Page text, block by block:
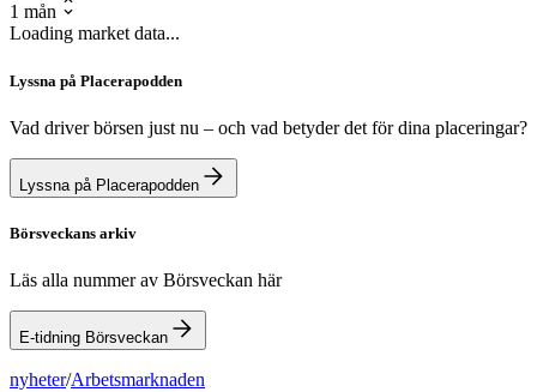
1 mån
Loading market data...
Lyssna på Placerapodden
Vad driver börsen just nu – och vad betyder det för dina placeringar?
Lyssna på Placerapodden
Börsveckans arkiv
Läs alla nummer av Börsveckan här
E-tidning Börsveckan
nyheter/Arbetsmarknaden